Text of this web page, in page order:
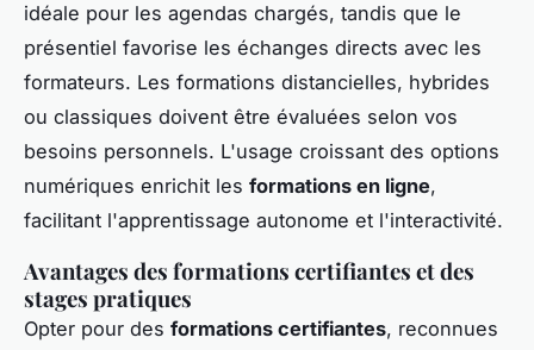
idéale pour les agendas chargés, tandis que le
présentiel favorise les échanges directs avec les
formateurs. Les formations distancielles, hybrides
ou classiques doivent être évaluées selon vos
besoins personnels. L'usage croissant des options
numériques enrichit les formations en ligne,
facilitant l'apprentissage autonome et l'interactivité.
Avantages des formations certifiantes et des
stages pratiques
Opter pour des formations certifiantes, reconnues